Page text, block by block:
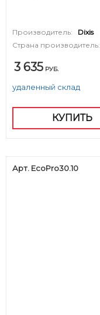
Производитель:
Dixis
Страна производитель:
3 635 РУБ.
удаленный склад
КУПИТЬ
Арт. EcoPro30.10